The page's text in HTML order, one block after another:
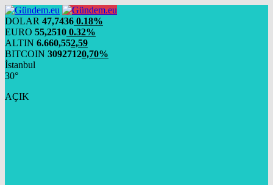
DOLAR 47,7436 0.18%
EURO 55,2510 0.32%
ALTIN 6.660,552,59
BITCOIN 30927120,70%
İstanbul
30°
AÇIK